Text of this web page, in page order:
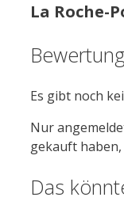
La Roche-
Es gibt noch
Nur
gekauft
Das